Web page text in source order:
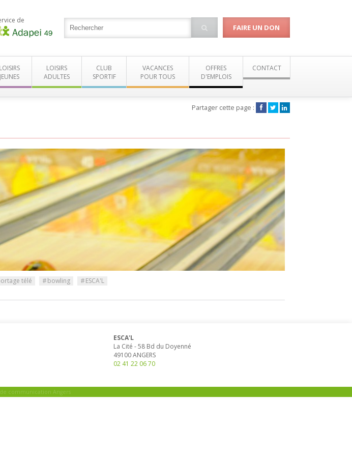
de
FAIRE UN DON
LOISIRS
JEUNES
LOISIRS
ADULTES
CLUB
SPORTIF
VACANCES
POUR TOUS
OFFRES
D'EMPLOIS
CONTACT
Partager cette page :
télé #bowling #ESCA'L
ESCA'L
La Cité -58 Bd du Doyenné
49100ANGERS
02 41 22 06 70
communication Angers